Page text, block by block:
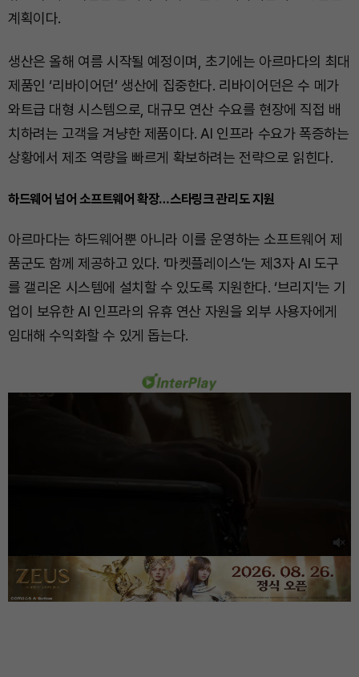
계획이다.
생산은 올해 여름 시작될 예정이며, 초기에는 아르마다의 최대
제품인 ‘리바이어던’ 생산에 집중한다. 리바이어던은 수 메가
와트급 대형 시스템으로, 대규모 연산 수요를 현장에 직접 배
치하려는 고객을 겨냥한 제품이다. AI 인프라 수요가 폭증하는
상황에서 제조 역량을 빠르게 확보하려는 전략으로 읽힌다.
하드웨어 넘어 소프트웨어 확장…스타링크 관리도 지원
아르마다는 하드웨어뿐 아니라 이를 운영하는 소프트웨어 제
품군도 함께 제공하고 있다. ‘마켓플레이스’는 제3자 AI 도구
를 갤리온 시스템에 설치할 수 있도록 지원한다. ‘브리지’는 기
업이 보유한 AI 인프라의 유휴 연산 자원을 외부 사용자에게
임대해 수익화할 수 있게 돕는다.